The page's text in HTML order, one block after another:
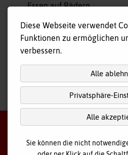
Essen auf Rädern
Tagespflege
Hausnotruf
nach
Diese Webseite verwendet
Funktionen zu ermöglichen
verbessern.
Alle
Privatsphäre-
Alle
Sie können die nicht